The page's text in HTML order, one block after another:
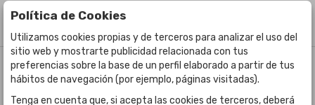
©Bogota Auctions- Todos los derechos reservados
Desarrollado por Labelgrup Networks.
Política de Cookies
Utilizamos cookies propias y de terceros para analizar el uso del
sitio web y mostrarte publicidad relacionada con tus
preferencias sobre la base de un perfil elaborado a partir de tus
hábitos de navegación (por ejemplo, páginas visitadas).
Tenga en cuenta que, si acepta las cookies de terceros, deberá